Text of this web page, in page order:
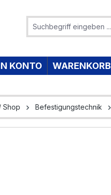
KONTO WARENKORB
Shop Befestigungstechnik